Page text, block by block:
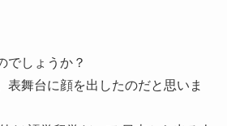
でしょうか？
表舞台に顔を出したのだと思いま